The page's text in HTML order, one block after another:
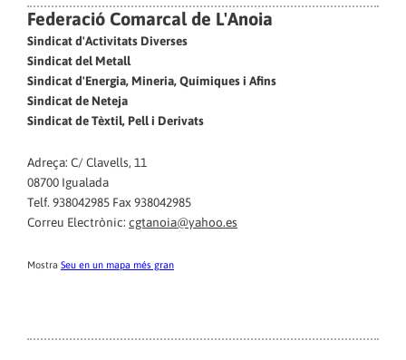
Federació Comarcal de L'Anoia
Sindicat d'Activitats Diverses
Sindicat del Metall
Sindicat d'Energia, Mineria, Químiques i Afins
Sindicat de Neteja
Sindicat de Tèxtil, Pell i Derivats
Adreça: C/ Clavells, 11
08700 Igualada
Telf. 938042985 Fax 938042985
Correu Electrònic: cgtanoia@yahoo.es
Mostra Seu en un mapa més gran